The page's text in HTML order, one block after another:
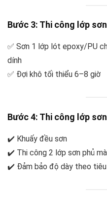
Bước 3: Thi công lớp
✅ Sơn 1 lớp lót epoxy/PU
dính
✅ Đợi khô tối thiểu 6–8 giờ
Bước 4: Thi công lớp
✔️ Khuấy đều sơn
✔️ Thi công 2 lớp sơn phủ
✔️ Đảm bảo độ dày theo